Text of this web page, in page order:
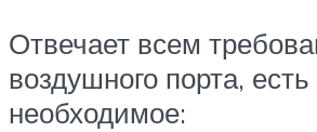
Отвечает всем
воздушного порта,
необходимое: